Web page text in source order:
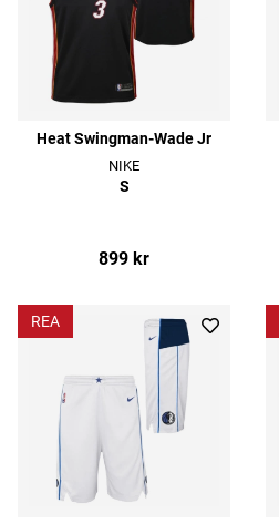
Heat Swingman-Wade Jr
NIKE
S
899 kr
REA